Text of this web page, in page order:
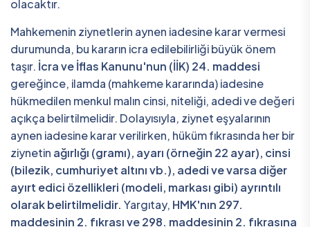
olacaktır.
Mahkemenin ziynetlerin aynen iadesine karar vermesi
durumunda, bu kararın icra edilebilirliği büyük önem
taşır. İcra ve İflas Kanunu'nun (İİK) 24. maddesi
gereğince, ilamda (mahkeme kararında) iadesine
hükmedilen menkul malın cinsi, niteliği, adedi ve değeri
açıkça belirtilmelidir. Dolayısıyla, ziynet eşyalarının
aynen iadesine karar verilirken, hüküm fıkrasında her bir
ziynetin ağırlığı (gramı), ayarı (örneğin 22 ayar), cinsi
(bilezik, cumhuriyet altını vb.), adedi ve varsa diğer
ayırt edici özellikleri (modeli, markası gibi) ayrıntılı
olarak belirtilmelidir. Yargıtay, HMK'nın 297.
maddesinin 2. fıkrası ve 298. maddesinin 2. fıkrasına